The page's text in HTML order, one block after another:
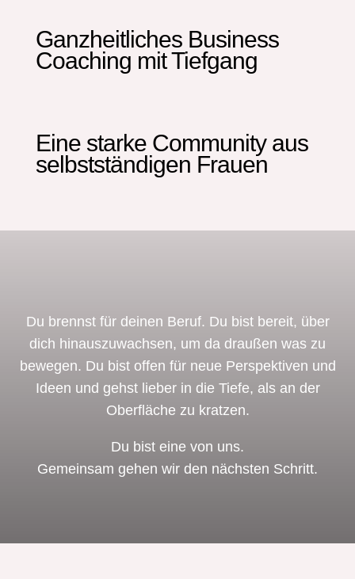
Ganzheitliches Business
Coaching mit Tiefgang
Eine starke Community aus
selbstständigen Frauen
Du brennst für deinen Beruf. Du bist bereit, über
dich hinauszuwachsen, um da draußen was zu
bewegen. Du bist offen für neue Perspektiven und
Ideen und gehst lieber in die Tiefe, als an der
Oberfläche zu kratzen.
Du bist eine von uns.
Gemeinsam gehen wir den nächsten Schritt.